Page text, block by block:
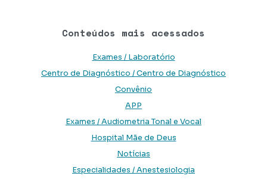
Conteúdos mais acessados
Exames / Laboratório
Centro de Diagnóstico / Centro de Diagnóstico
Convênio
APP
Exames / Audiometria Tonal e Vocal
Hospital Mãe de Deus
Notícias
Especialidades / Anestesiologia